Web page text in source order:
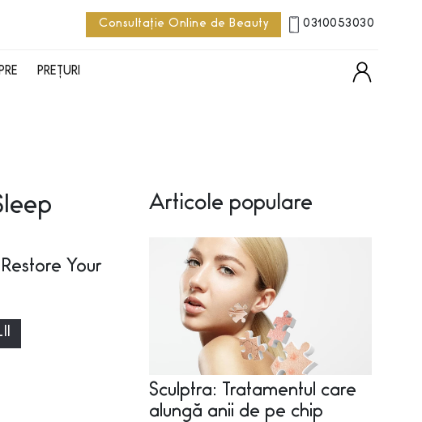
Consultație Online de Beauty 0310053030
PREȚURI
Your
Articole populare
Sculptra: Tratamentul care
alungă anii de pe chip